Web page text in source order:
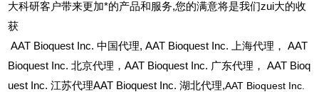
大科研客户带来更加*的产品和服务,您的满意将是我们zui大的收
获
AAT Bioquest Inc.中国代理, AAT Bioquest Inc. 上海代理， AAT
Bioquest Inc. 北京代理，AAT Bioquest Inc. 广东代理， AAT Bioq
uest Inc. 江苏代理AAT Bioquest Inc. 湖北代理,AAT Bioquest Inc.